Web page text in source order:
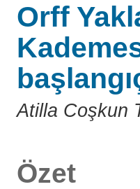
Orff
Atilla Coşkun
Özet